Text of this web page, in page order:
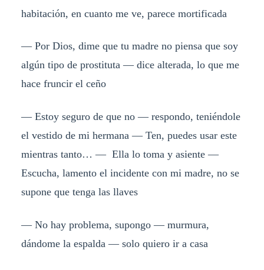
habitación, en cuanto me ve, parece mortificada
— Por Dios, dime que tu madre no piensa que soy
algún tipo de prostituta — dice alterada, lo que me
hace fruncir el ceño
— Estoy seguro de que no — respondo, teniéndole
el vestido de mi hermana — Ten, puedes usar este
mientras tanto… — Ella lo toma y asiente —
Escucha, lamento el incidente con mi madre, no se
supone que tenga las llaves
— No hay problema, supongo — murmura,
dándome la espalda — solo quiero ir a casa